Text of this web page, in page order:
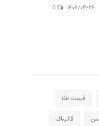
۱۴۰۴/۰۴/۲۶ 0
قیمت طلا
قالیباف